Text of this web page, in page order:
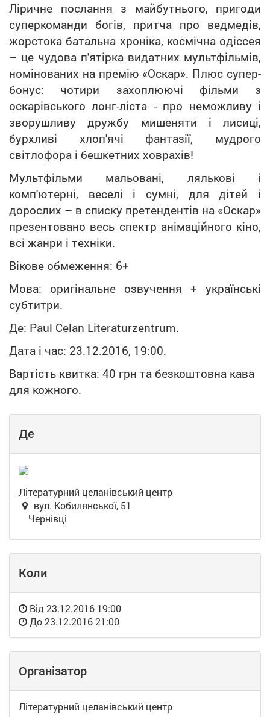
Ліричне послання з майбутнього, пригоди
суперкоманди богів, притча про ведмедів,
жорстока батальна хроніка, космічна одіссея
– це чудова п'ятірка видатних мультфільмів,
номінованих на премію «Оскар». Плюс супер-
бонус: чотири захоплюючі фільми з
оскарівського лонг-ліста - про неможливу і
зворушливу дружбу мишеняти і лисиці,
бурхливі хлоп'ячі фантазії, мудрого
світлофора і бешкетних ховрахів!
Мультфільми мальовані, лялькові і
комп'ютерні, веселі і сумні, для дітей і
дорослих – в списку претендентів на «Оскар»
презентовано весь спектр анімаційного кіно,
всі жанри і техніки.
Вікове обмеження: 6+
Мова: оригінальне озвучення + українські
субтитри.
Де: Paul Celan Literaturzentrum.
Дата і час: 23.12.2016, 19:00.
Вартість квитка: 40 грн та безкоштовна кава
для кожного.
Де
Літературний целанівський центр
вул. Кобилянської, 51
Чернівці
Коли
Від23.12.2016 19:00
До23.12.2016 21:00
Організатор
Літературний целанівський центр